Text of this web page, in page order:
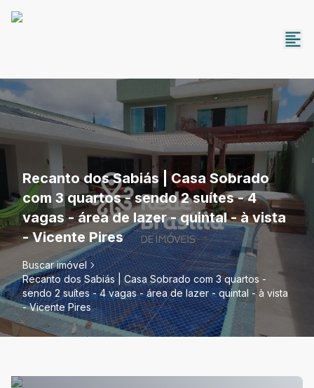
Recanto dos Sabiás | Casa Sobrado
com 3 quartos - sendo 2 suítes - 4
vagas - área de lazer - quintal - à vista
- Vicente Pires
Buscar imóvel
Recanto dos Sabiás | Casa Sobrado com 3 quartos -
sendo 2 suítes - 4 vagas - área de lazer - quintal - à vista
- Vicente Pires